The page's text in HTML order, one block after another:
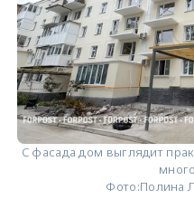
С фасада дом выглядит
Фото:Полина